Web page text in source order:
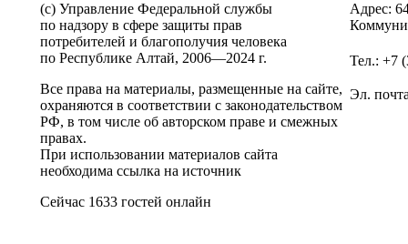
(c) Управление Федеральной службы
по надзору в сфере защиты прав
потребителей и благополучия человека
по Республике Алтай, 2006—2024 г.
Все права на материалы, размещенные на сайте,
охраняются в соответствии с законодательством
РФ, в том числе об авторском праве и смежных
правах.
При использовании материалов сайта
необходима ссылка на источник
Сейчас 1633 гостей онлайн
Адрес:
Тел.: +7
Эл.